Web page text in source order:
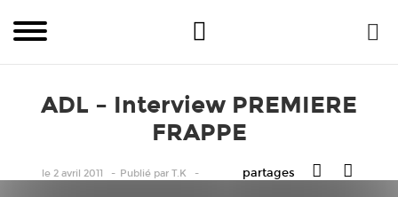
ADL – Interview PREMIERE
FRAPPE
le 2 avril 2011 Publiépar T.K partages